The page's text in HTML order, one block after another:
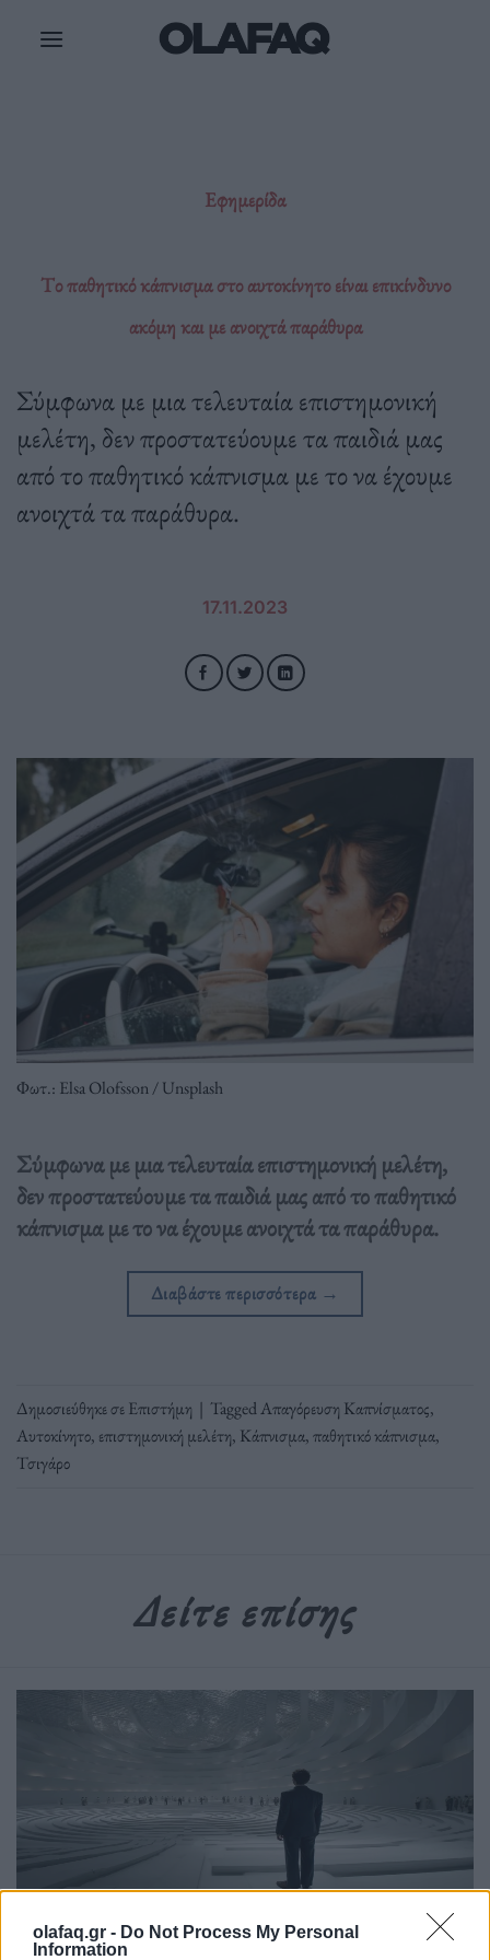
olafaq.gr - Do Not Process My Personal
Information
Εφημερίδα
Tο παθητικό κάπνισμα στο αυτοκίνητο είναι επικίνδυνο
ακόμη και με ανοιχτά παράθυρα
Σύμφωνα με μια τελευταία επιστημονική
μελέτη, δεν προστατεύουμε τα παιδιά μας
από το παθητικό κάπνισμα με το να έχουμε
ανοιχτά τα παράθυρα.
17.11.2023
Φωτ.: Elsa Olofsson / Unsplash
Σύμφωνα με μια τελευταία επιστημονική μελέτη,
δεν προστατεύουμε τα παιδιά μας από το παθητικό
κάπνισμα με το να έχουμε ανοιχτά τα παράθυρα.
Διαβάστε περισσότερα →
Δημοσιεύθηκε σεΕπιστήμη | TaggedΑπαγόρευση Καπνίσματος,
Αυτοκίνητο, επιστημονική μελέτη, Κάπνισμα,παθητικό κάπνισμα,
Τσιγάρο
Δείτε επίσης
Επιστήμη